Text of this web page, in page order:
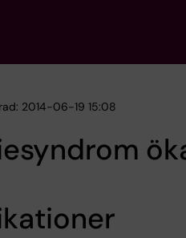
2014-06-19 15:08